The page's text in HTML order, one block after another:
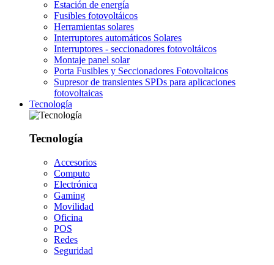
Estación de energía
Fusibles fotovoltáicos
Herramientas solares
Interruptores automáticos Solares
Interruptores - seccionadores fotovoltáicos
Montaje panel solar
Porta Fusibles y Seccionadores Fotovoltaicos
Supresor de transientes SPDs para aplicaciones
fotovoltaicas
Tecnología
Tecnología
Accesorios
Computo
Electrónica
Gaming
Movilidad
Oficina
POS
Redes
Seguridad